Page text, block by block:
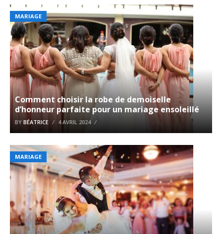
MARIAGE
Comment choisir la robe de demoiselle
d’honneur parfaite pour un mariage ensoleillé
BY BÉATRICE 4 AVRIL 2024
MARIAGE